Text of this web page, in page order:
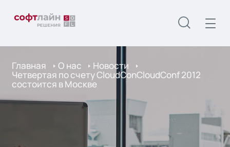
Главная О нас Новости
Четвертая по счету CloudConCloudConf 2012
состоится в Москве